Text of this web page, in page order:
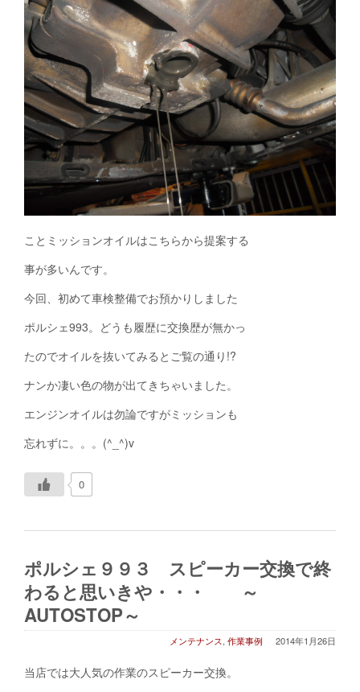
ことミッションオイルはこちらから提案する
事が多いんです。
今回、初めて車検整備でお預かりしました
ポルシェ993。どうも履歴に交換歴が無かっ
たのでオイルを抜いてみるとご覧の通り!?
ナンか凄い色の物が出てきちゃいました。
エンジンオイルは勿論ですがミッションも
忘れずに。。。(^_^)v
0
ポルシェ９９３ スピーカー交換で終
わると思いきや・・・ ～
AUTOSTOP～
2014年1月26日
メンテナンス,作業事例
当店では大人気の作業のスピーカー交換。